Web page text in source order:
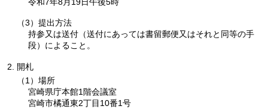
（3）提出方法
持参又は送付（送付にあっては書留郵便又はそれと同等の手
段）によること。
開札
（1）場所
宮崎県庁本館1階会議室
宮崎市橘通東2丁目10番1号